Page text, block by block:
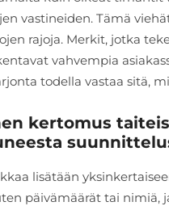
vastineiden. Tämä
rajoja. Merkit, jotka
vahvempia
todella vastaa sitä,
kertomus
lisätään
päivämäärät tai nimiä,